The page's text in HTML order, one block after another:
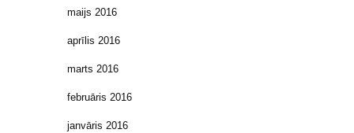
maijs 2016
aprīlis 2016
marts 2016
februāris 2016
janvāris 2016